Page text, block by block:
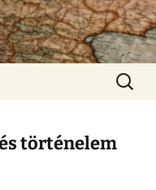
történelem